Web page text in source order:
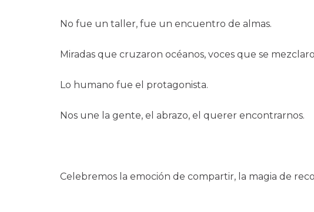
No fue un taller, fue un encuentro de almas.
Miradas que cruzaron océanos, voces que se
Lo humano fue el protagonista.
Nos une la gente, el abrazo, el querer encontrarnos.
Celebremos la emoción de compartir, la magia de